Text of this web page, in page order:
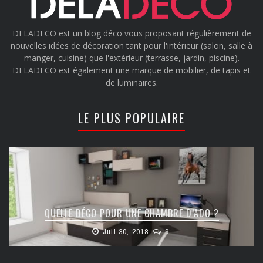
DELADECO est un blog déco vous proposant régulièrement de
nouvelles idées de décoration tant pour l'intérieur (salon, salle à
manger, cuisine) que l'extérieur (terrasse, jardin, piscine).
DELADECO est également une marque de mobilier, de tapis et
de luminaires.
LE PLUS POPULAIRE
QUELLE DÉCO POUR UNE CHAMBRE D’ADO ?
Juil 30, 2018 9